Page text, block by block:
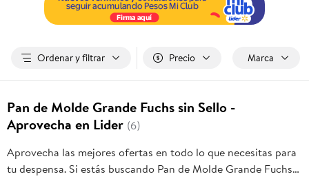
Ordenar y filtrar Precio Marca
Pan de Molde Grande Fuchs sin Sello -
Aprovecha en Lider (6)
Aprovecha las mejores ofertas en todo lo que necesitas para
tu despensa. Si estás buscando Pan de Molde Grande Fuchs